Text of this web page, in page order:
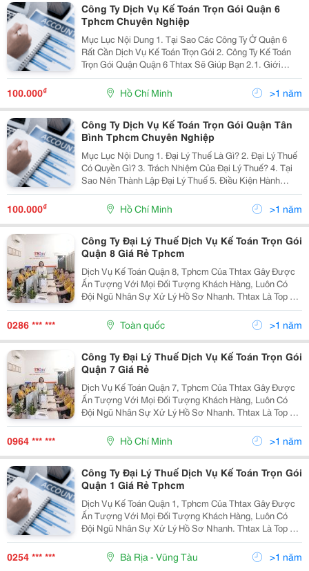
Công Ty Dịch Vụ Kế Toán Trọn Gói Quận 6
Tphcm Chuyên Nghiệp
Mục Lục Nội Dung 1. Tại Sao Các Công Ty Ở Quận 6
Rất Cần Dịch Vụ Kế Toán Trọn Gói 2. Công Ty Kế Toán
Trọn Gói Quận Quận 6 Thtax Sẽ Giúp Bạn 2.1. Giới
Thiệu Công Ty Thtax Chuyên Dịch Vụ Kế Toán Trọn Gói
Tphcm 2.2. Giải Pháp Của Công Ty Kế...
100.000₫ Hồ Chí Minh >1 năm
Công Ty Dịch Vụ Kế Toán Trọn Gói Quận Tân
Bình Tphcm Chuyên Nghiệp
Mục Lục Nội Dung 1. Đại Lý Thuế Là Gì? 2. Đại Lý Thuế
Có Quyền Gì? 3. Trách Nhiệm Của Đại Lý Thuế? 4. Tại
Sao Nên Thành Lập Đại Lý Thuế 5. Điều Kiện Hành
Nghề Đại Lý Thuế 6. Đại Lý Thuế Có Được Làm Dịch Vụ
Kế Toán? 7. Hồ Sơ, Thủ Tục...
100.000₫ Hồ Chí Minh >1 năm
Công Ty Đại Lý Thuế Dịch Vụ Kế Toán Trọn Gói
Quận 8 Giá Rẻ Tphcm
Dịch Vụ Kế Toán Quận 8, Tphcm Của Thtax Gây Được
Ấn Tượng Với Mọi Đối Tượng Khách Hàng, Luôn Có
Đội Ngũ Nhân Sự Xử Lý Hồ Sơ Nhanh. Thtax Là Top 1
Dịch Vụ Kế Toán Trọn Gói Quận 8 Uy Tín Và Chuyên
Nghiệp. Chi Phí Dịch Vụ Kế Toán Trọn Gói Tại Quận 8
0286 *** *** Toàn quốc >1 năm
Công Ty Đại Lý Thuế Dịch Vụ Kế Toán Trọn Gói
Quận 7 Giá Rẻ
Dịch Vụ Kế Toán Quận 7, Tphcm Của Thtax Gây Được
Ấn Tượng Với Mọi Đối Tượng Khách Hàng, Luôn Có
Đội Ngũ Nhân Sự Xử Lý Hồ Sơ Nhanh. Thtax Là Top 1
Dịch Vụ Kế Toán Trọn Gói Quận 7 Uy Tín Và Chuyên
Nghiệp. Chi Phí Dịch Vụ Kế Toán Trọn Gói Tại Quận 7
0964 *** *** Hồ Chí Minh >1 năm
Công Ty Đại Lý Thuế Dịch Vụ Kế Toán Trọn Gói
Quận 1 Giá Rẻ Tphcm
Dịch Vụ Kế Toán Quận 1, Tphcm Của Thtax Gây Được
Ấn Tượng Với Mọi Đối Tượng Khách Hàng, Luôn Có
Đội Ngũ Nhân Sự Xử Lý Hồ Sơ Nhanh. Thtax Là Top 1
Dịch Vụ Kế Toán Trọn Gói Quận 6 Uy Tín Và Chuyên
Nghiệp. Chi Phí Dịch Vụ Kế Toán Trọn Gói Tại Quận 1
0254 *** *** Bà Rịa - Vũng Tàu >1 năm